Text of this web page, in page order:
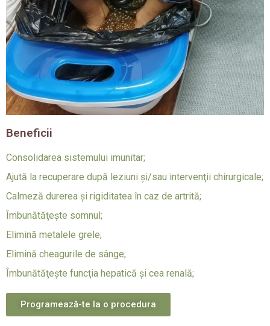
Beneficii
Consolidarea sistemului imunitar;
Ajută la recuperare după leziuni şi/sau intervenţii chirurgicale;
Calmeză durerea şi rigiditatea în caz de artrită;
Îmbunătăţeşte somnul;
Elimină metalele grele;
Elimină cheagurile de sânge;
Îmbunătăţeşte funcţia hepatică şi cea renală;
Programează-te la o procedura